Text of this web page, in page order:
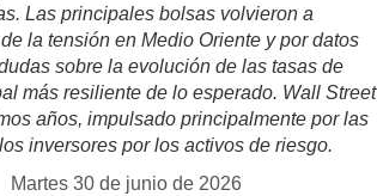
Las principales bolsas volvieron a
la tensión en Medio Oriente y por datos
sobre la evolución de las tasas de
más resiliente de lo esperado. Wall Street
años, impulsado principalmente por las
inversores por los activos de riesgo.
Martes 30 de junio de 2026